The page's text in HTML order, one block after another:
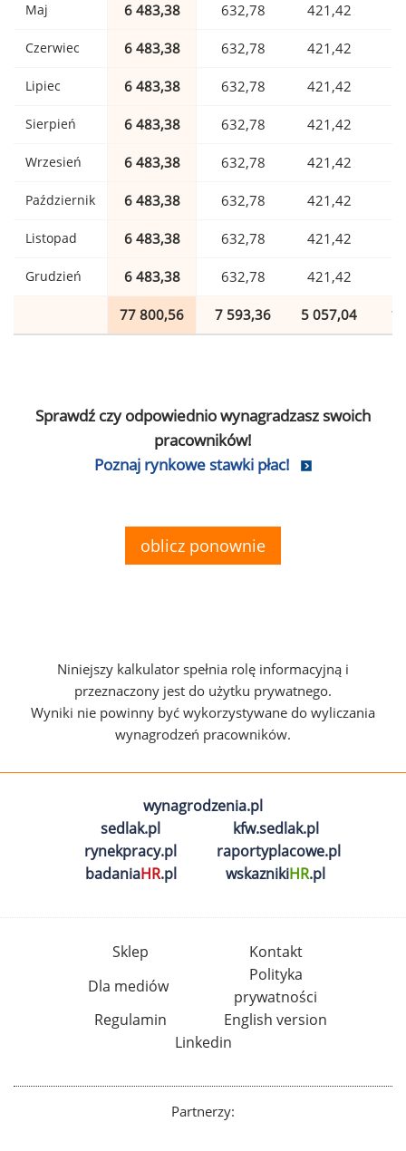
Maj 6 483,38 632,78 421,42
Czerwiec 6 483,38 632,78 421,42
Lipiec 6 483,38 632,78 421,42
Sierpień 6 483,38 632,78 421,42
Wrzesień 6 483,38 632,78 421,42
Październik 6 483,38 632,78 421,42
Listopad 6 483,38 632,78 421,42
Grudzień 6 483,38 632,78 421,42
77 800,56 7 593,36 5 057,04 1
Sprawdź czy odpowiednio wynagradzasz swoich
pracowników!
Poznaj rynkowe stawki płac!
oblicz ponownie
Niniejszy kalkulator spełnia rolę informacyjną i
przeznaczony jest do użytku prywatnego.
Wyniki nie powinny być wykorzystywane do wyliczania
wynagrodzeń pracowników.
wynagrodzenia.pl
sedlak.pl
kfw.sedlak.pl
rynekpracy.pl
raportyplacowe.pl
badaniaHR.pl wskaznikiHR.pl
Sklep
Kontakt
Dla mediów
Polityka
prywatności
Regulamin
English version
Linkedin
Partnerzy: